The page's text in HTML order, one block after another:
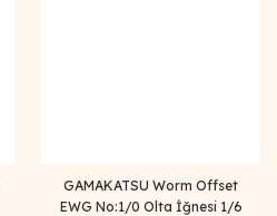
GAMAKATSU Worm Offset
EWG No:1/0 Olta İğnesi 1/6